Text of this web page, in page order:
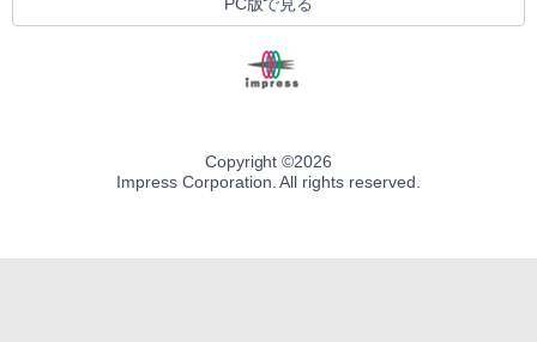
PC版で見る
Copyright ©2026
Impress Corporation. All rights reserved.